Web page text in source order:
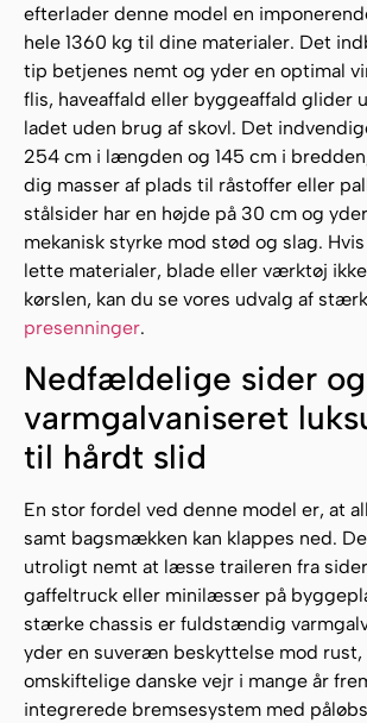
efterlader denne model en
hele 1360 kg til dine materialer. Det
tip betjenes nemt og yder en optimal
flis, haveaffald eller byggeaffald glider
ladet uden brug af skovl. Det
254 cm i længden og 145 cm i
dig masser af plads til råstoffer eller
stålsider har en højde på 30 cm og
mekanisk styrke mod stød og slag.
lette materialer, blade eller værktøj
kørslen, kan du se vores udvalg af
presenninger.
Nedfældelige sider og
varmgalvaniseret
til hårdt slid
En stor fordel ved denne model er, at
samt bagsmækken kan klappes ned.
utroligt nemt at læsse traileren fra
gaffeltruck eller minilæsser på
stærke chassis er fuldstændig
yder en suveræn beskyttelse mod rust,
omskiftelige danske vejr i mange år
integrerede bremsesystem med